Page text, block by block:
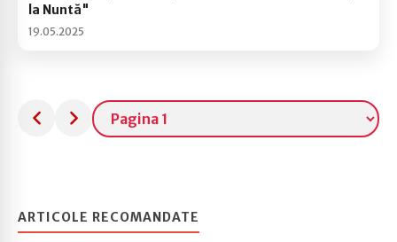
la Nuntă"
19.05.2025
ARTICOLE RECOMANDATE